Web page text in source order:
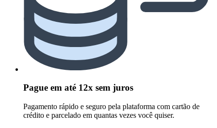
Pague em até 12x sem juros
Pagamento rápido e seguro pela plataforma com cartão de
crédito e parcelado em quantas vezes você quiser.